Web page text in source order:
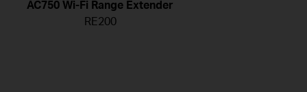
AC750 Wi-Fi Range Extender
RE200